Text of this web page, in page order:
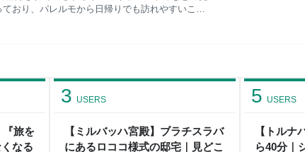
おり、パレルモから日帰りでも訪れやすいこと
ます。 Vicolo Caracciolo（July 2026） 私もパ
た。 ただ、実際に訪れてみると、事前に思い描
べて巡ることはできませんでした。その代わ
『旅を
なる
【ミルバッハ宮殿】ブラチスラバ
にあるロココ様式の邸宅｜見どこ
3 USERS
【トルナ
ら40分｜
5 USERS